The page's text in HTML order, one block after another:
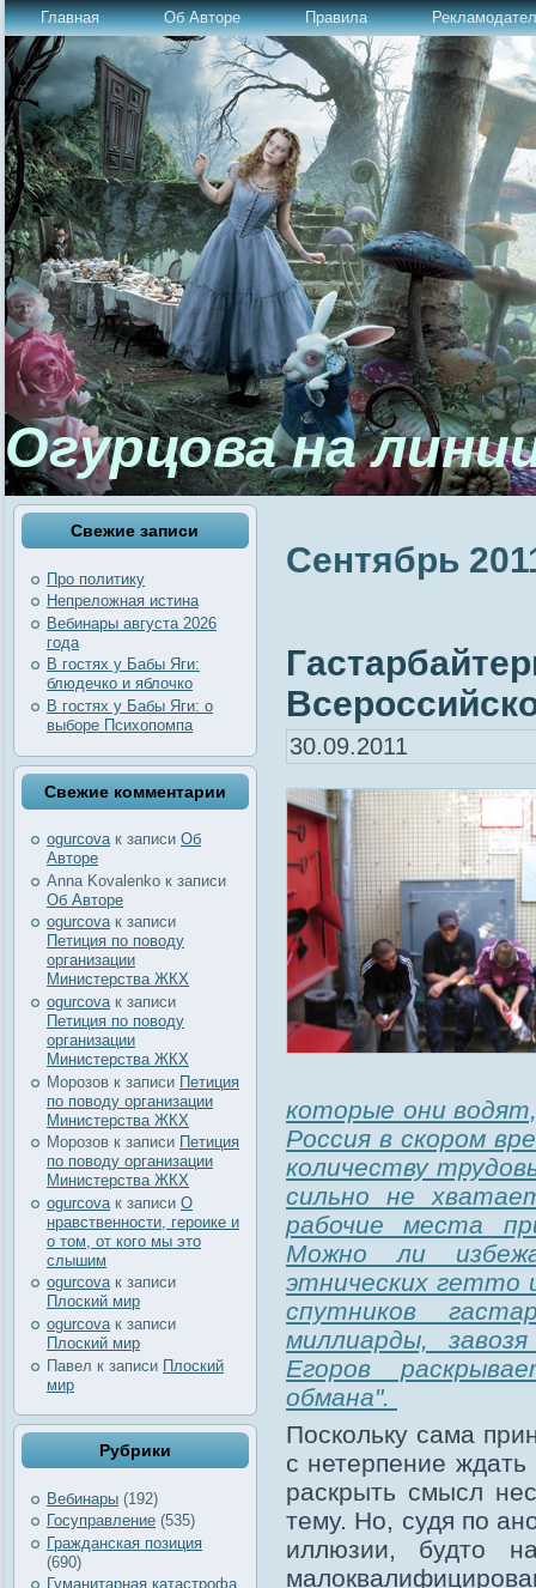
Главная Об Авторе Правила
Огурцова на
Свежие записи
Про политику
Непреложная истина
Вебинары августа 2026
года
В гостях у Бабы Яги:
блюдечко и яблочко
В гостях у Бабы Яги: о
выборе Психопомпа
Свежие комментарии
ogurcovaк записи Об
Авторе
Anna Kovalenko к записи
Об Авторе
ogurcovaк записи
Петиция по поводу
организации
Министерства ЖКХ
ogurcova к записи
Петиция по поводу
организации
Министерства ЖКХ
Морозов к записи Петиция
по поводу организации
Министерства ЖКХ
Морозов к записи Петиция
по поводу организации
Министерства ЖКХ
ogurcova к записи О
нравственности, героике и
о том, от кого мы это
слышим
ogurcovaк записи
Плоский мир
ogurcova к записи
Плоский мир
Павел к записи Плоский
мир
Рубрики
Вебинары (192)
Госуправление (535)
Гражданская позиция
(690)
Гуманитарная катастрофа
Сентябрь
30.09.2011
которые они
Россия в скором
количеству
сильно не
рабочие места
Можно ли
этнических гетто
спутников
миллиарды,
Егоров
обмана".
Поскольку сама
с нетерпение
раскрыть смысл
тему. Но, судя по
иллюзии, будто